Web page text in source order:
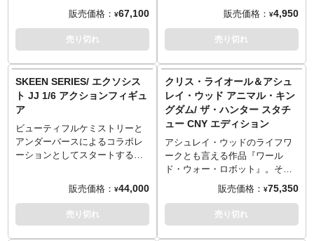
PVC) *1 pairsters
・UV Figure Stand
Produced by Underverse
Designed by Ashley Wood
(C) 2023UNDERVERSE LTD
(C) 2023 7174PTY LTD
*本商品以外は付属しません。
- The First MBTI action figure
- Raven: A psychic eye that
explores the past, present, and
- Snake: secretive and
dangerous, symbolizing
regeneration, transformation,
immortality, and healing.
Poisonous, healer.
- Coil: a magic weapon to
activate a spell
※本商品以外は付属しません。
ッド・アストロノーツ・ギャン
グスタが1/6スケールでフィギュ
ア化されました。古めかしい宇
宙服デザインに、ウェザリング
かのような錯覚を覚えます。ヘ
ルメット内にはLEDライトアッ
プが搭載され、中のスカルが青
い光で浮かび上がる様は、幻想
的。ハンドガンは4種付属予定。
D.A.G.R. SHADOW DEAD
Collectible Figure
Designed by Ashley Wood
販売価格： ¥67,100
売り切れ
販売価格： ¥4,950
売り切れ
SKEEN SERIES/ エクソシス
ト JJ 1/6 アクションフィギュ
ア
ビューティフルケミストリーと
アンダーバースによるコラボレ
ーションとしてスタートする、
のBCレーベル第一弾としてライ
ンナップするのはエクソシスト
「JJ」。「ZEEN CHIN」のアー
販売価格： ¥44,000
売り切れ
クリス・ライオール＆アシュ
レイ・ウッド アニマル・キン
グダム/ ザ・ハンター スタチ
ュー CNY エディション
アシュレイ・ウッドのライフワ
ークとも言える作品『ワール
ド・ウォー・ロボット』。その
キャラクターを「ポケットユニ
バース」シリーズとして展開し
ているUnderverseから新たなア
イテムが！クリス・ライオール
販売価格： ¥75,350
売り切れ